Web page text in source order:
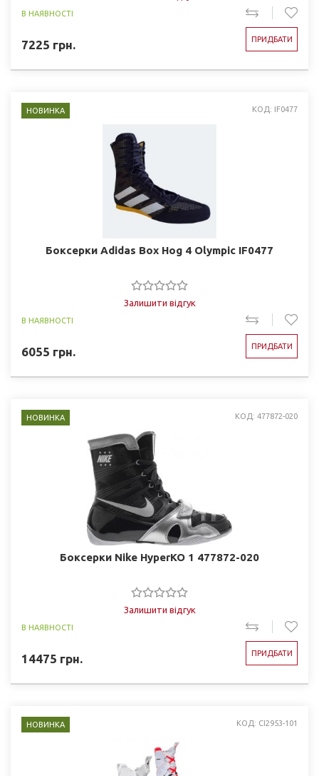
В НАЯВНОСТІ
7225 грн. ПРИДБАТИ
НОВИНКА КОД: IF0477
Боксерки Adidas Box Hog 4 Olympic IF0477
Залишити відгук
В НАЯВНОСТІ
6055 грн. ПРИДБАТИ
НОВИНКА КОД: 477872-020
Боксерки Nike HyperKO 1 477872-020
Залишити відгук
В НАЯВНОСТІ
14475 грн. ПРИДБАТИ
НОВИНКА КОД: CI2953-101